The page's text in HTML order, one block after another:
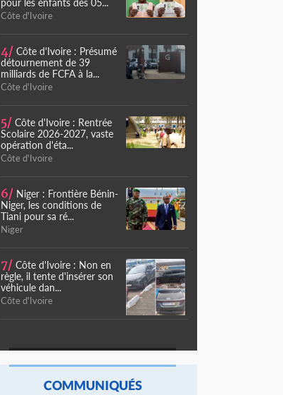
pour les enfants dès 05...
Côte d'Ivoire
4/ Côte d'Ivoire : Présumé
détournement de 39
milliards de FCFA à la...
Côte d'Ivoire
5/ Côte d'Ivoire : Rentrée
Scolaire 2026-2027, vaste
opération d'éta...
Côte d'Ivoire
6/ Niger : Frontière Bénin-
Niger, les conditions de
Tiani pour sa ré...
Niger
7/ Côte d'Ivoire : Non en
règle, il tente d'insérer son
véhicule dan...
Côte d'Ivoire
COMMUNIQUÉS